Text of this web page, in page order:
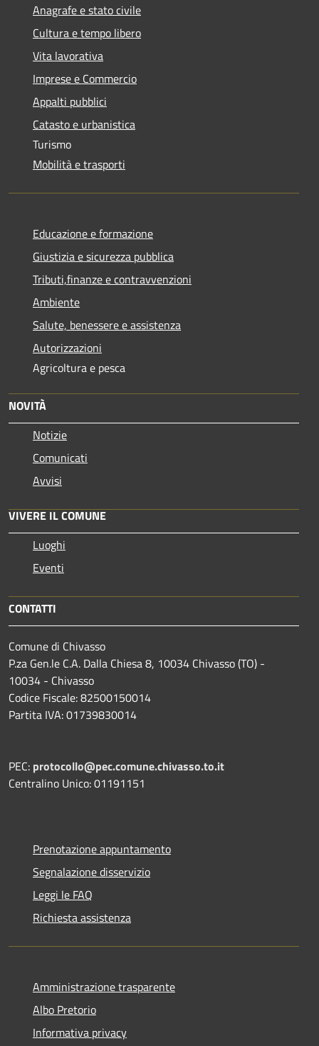
Anagrafe e stato civile
Cultura e tempo libero
Vita lavorativa
Imprese e Commercio
Appalti pubblici
Catasto e urbanistica
Turismo
Mobilità e trasporti
Educazione e formazione
Giustizia e sicurezza pubblica
Tributi,finanze e contravvenzioni
Ambiente
Salute, benessere e assistenza
Autorizzazioni
Agricoltura e pesca
NOVITÀ
Notizie
Comunicati
Avvisi
VIVERE IL COMUNE
Luoghi
Eventi
CONTATTI
Comune di Chivasso
P.za Gen.le C.A. Dalla Chiesa 8, 10034 Chivasso (TO) -
10034 - Chivasso
Codice Fiscale: 82500150014
Partita IVA: 01739830014
PEC: protocollo@pec.comune.chivasso.to.it
Centralino Unico: 01191151
Prenotazione appuntamento
Segnalazione disservizio
Leggi le FAQ
Richiesta assistenza
Amministrazione trasparente
Albo Pretorio
Informativa privacy